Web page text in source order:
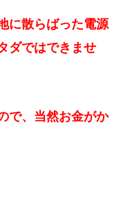
に散らばった電源
ダではできませ
で、当然お金がか